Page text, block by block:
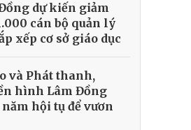
dự kiến giảm
cán bộ quản lý
xếp cơ sở giáo dục
và Phát thanh,
hình Lâm Đồng
năm hội tụ để vươn